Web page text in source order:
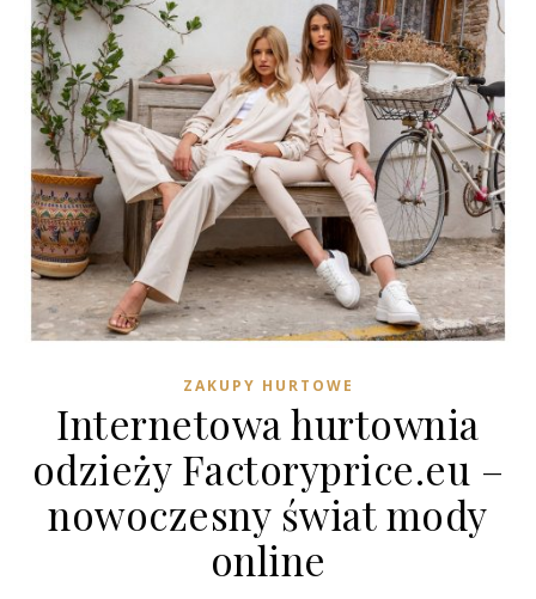
ZAKUPY HURTOWE
Internetowa hurtownia
odzieży Factoryprice.eu –
nowoczesny świat mody
online